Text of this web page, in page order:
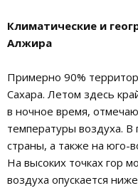
Климатические и
Алжира
Примерно 90%
Сахара. Летом здесь
в ночное время,
температуры воздуха. В
страны, а также на юго-
На высоких точках гор
воздуха опускается